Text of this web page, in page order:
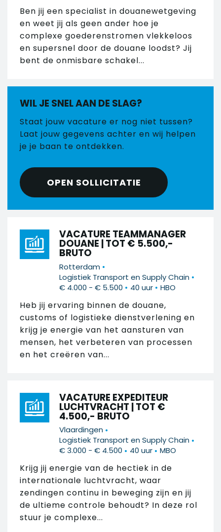
Ben jij een specialist in douanewetgeving
en weet jij als geen ander hoe je
complexe goederenstromen vlekkeloos
en supersnel door de douane loodst? Jij
bent de onmisbare schakel...
WIL JE SNEL AAN DE SLAG?
Staat jouw vacature er nog niet tussen?
Laat jouw gegevens achter en wij helpen
je je baan te ontdekken.
OPEN SOLLICITATIE
VACATURE TEAMMANAGER
DOUANE | TOT € 5.500,-
BRUTO
Rotterdam •
Logistiek Transport en Supply Chain •
€ 4.000 - € 5.500 • 40 uur • HBO
Heb jij ervaring binnen de douane,
customs of logistieke dienstverlening en
krijg je energie van het aansturen van
mensen, het verbeteren van processen
en het creëren van...
VACATURE EXPEDITEUR
LUCHTVRACHT | TOT €
4.500,- BRUTO
Vlaardingen •
Logistiek Transport en Supply Chain •
€ 3.000 - € 4.500 • 40 uur • MBO
Krijg jij energie van de hectiek in de
internationale luchtvracht, waar
zendingen continu in beweging zijn en jij
de ultieme controle behoudt? In deze rol
stuur je complexe...